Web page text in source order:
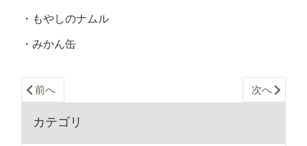
・もやしのナムル
・みかん缶
前へ 次へ
カテゴリ